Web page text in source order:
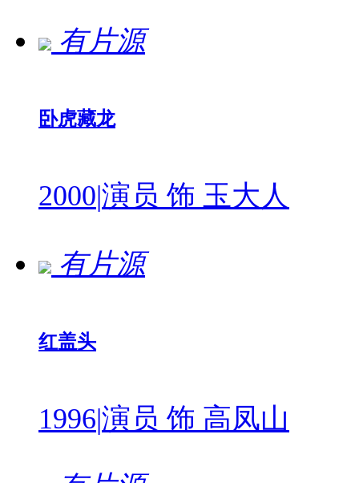
有片源
卧虎藏龙
2000|演员 饰 玉大人
有片源
红盖头
1996|演员 饰 高凤山